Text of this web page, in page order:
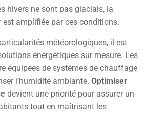
hivers ne sont pas glacials, la
amplifiée par ces conditions.
météorologiques, il est
énergétiques sur mesure. Les
équipées de systèmes de chauffage
l’humidité ambiante. Optimiser
devient une priorité pour assurer un
tout en maîtrisant les